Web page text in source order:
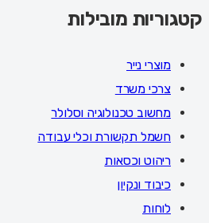
קטגוריות מובילות
מוצרי נייר
צרכי משרד
מחשוב טכנולוגיה וסלולר
חשמל תקשורת וכלי עבודה
ריהוט וכסאות
כיבוד ונקיון
לוחות